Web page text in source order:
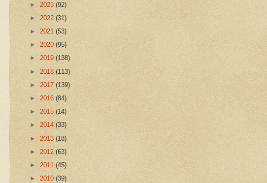
► 2023 (92)
► 2022 (31)
► 2021 (53)
► 2020 (95)
► 2019 (138)
► 2018 (113)
► 2017 (139)
► 2016 (84)
► 2015 (14)
► 2014 (33)
► 2013 (18)
► 2012 (63)
► 2011 (45)
► 2010 (39)